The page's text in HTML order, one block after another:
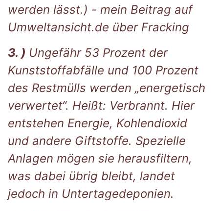
werden lässt.) - mein Beitrag auf
Umweltansicht.de über Fracking
3. ) Ungefähr 53 Prozent der
Kunststoffabfälle und 100 Prozent
des Restmülls werden „energetisch
verwertet“. Heißt: Verbrannt. Hier
entstehen Energie, Kohlendioxid
und andere Giftstoffe. Spezielle
Anlagen mögen sie herausfiltern,
was dabei übrig bleibt, landet
jedoch in Untertagedeponien.